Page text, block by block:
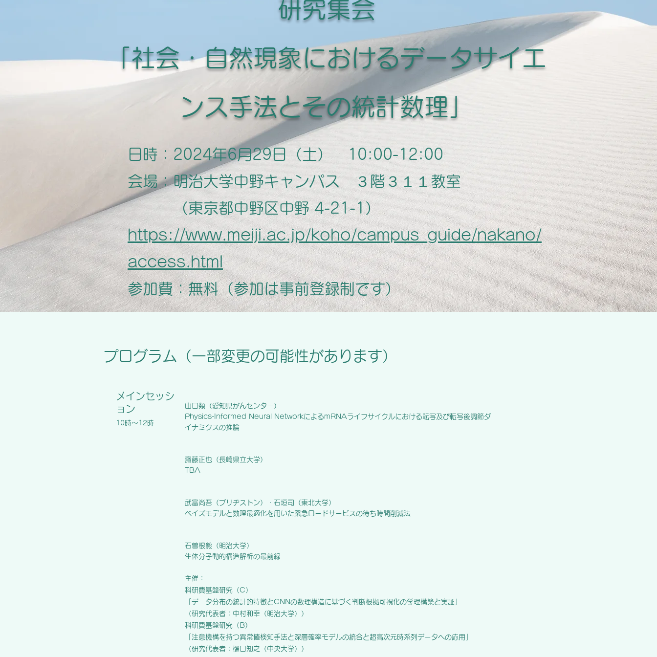
研究集会
「社会・自然現象におけるデータサイエ
ンス手法とその統計数理」
日時：2024年6月29日（土） 10:00-12:00
会場：明治大学中野キャンパス ３階３１１教室
（東京都中野区中野 4-21-1）
https://www.meiji.ac.jp/koho/campus_guide/nakano/
access.html
参加費：無料（参加は事前登録制です）
​プログラム（一部変更の可能性があります）
メイン​セッシ
ョン
​10時〜12時
山口類（愛知県がんセンター）
Physics-Informed Neural NetworkによるmRNAライフサイクルにおける転写及び転写後調節ダ
イナミクスの推論
齋藤正也（長崎県立大学）
TBA
武富尚吾（ブリヂストン）・石垣司（東北大学）
ベイズモデルと数理最適化を用いた緊急ロードサービスの待ち時間削減法
石曽根毅（明治大学）
生体分子動的構造解析の最前線
主催：
科研費基盤研究（C）
「データ分布の統計的特徴とCNNの数理構造に基づく判断根拠可視化の学理構築と実証」
（研究代表者：中村和幸（明治大学））
科研費基盤研究（B）
「注意機構を持つ異常値検知手法と深層確率モデルの統合と超高次元時系列データへの応用」
（研究代表者：樋口知之（中央大学））